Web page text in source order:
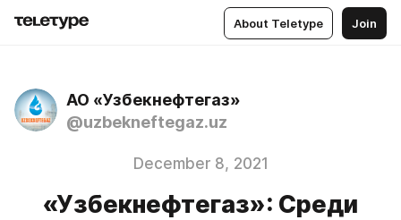
About Teletype Join
АО «Узбекнефтегаз»
@uzbekneftegaz.uz
December 8, 2021
«Узбекнефтегаз»: Среди